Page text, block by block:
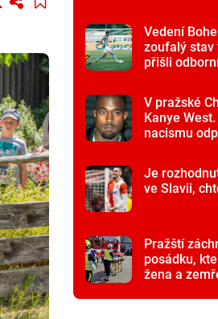
Vedení
zoufalý stav
přišli
V pražské
Kanye
nacismu
Je
ve Slavii,
Pražští
posádku,
žena a